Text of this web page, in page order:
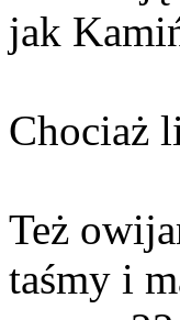
jak
Chociaż
Też
taśmy i